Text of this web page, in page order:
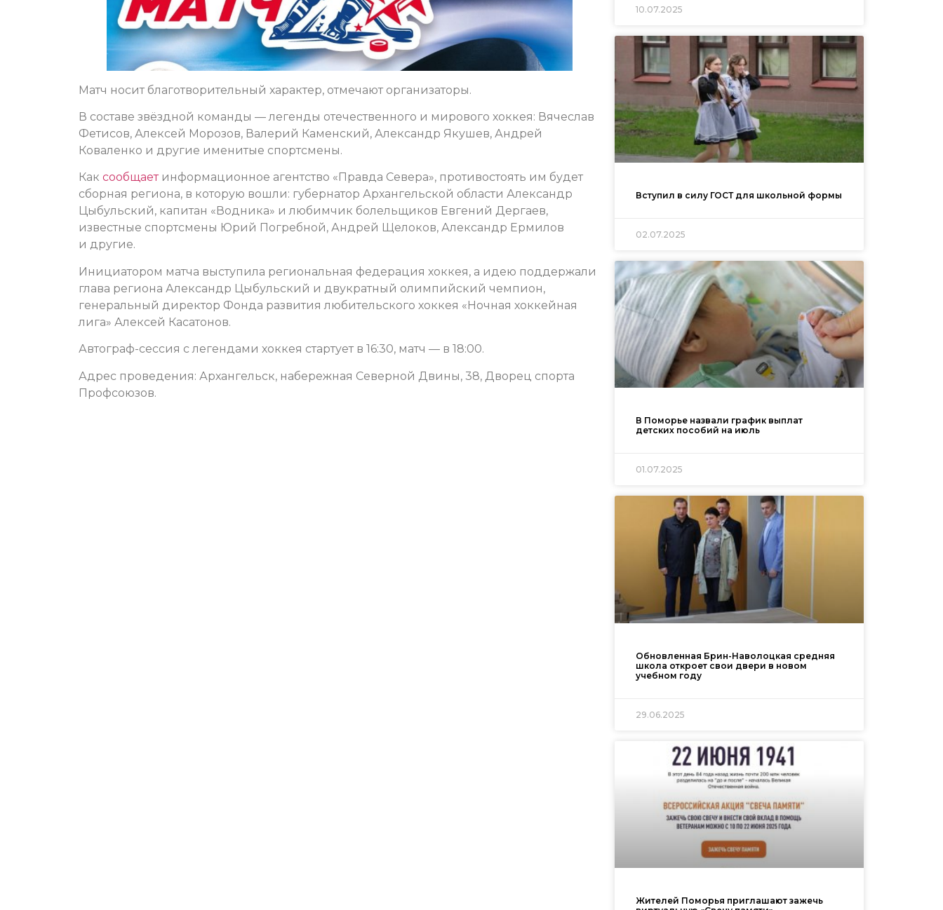
Матч носит благотворительный характер, отмечают организаторы.
В составе звёздной команды — легенды отечественного и мирового хоккея: Вячеслав
Фетисов, Алексей Морозов, Валерий Каменский, Александр Якушев, Андрей
Коваленко и другие именитые спортсмены.
Как сообщаетинформационное агентство «Правда Севера», противостоять им будет
сборная региона, в которую вошли: губернатор Архангельской области Александр
Цыбульский, капитан «Водника» и любимчик болельщиков Евгений Дергаев,
известные спортсмены Юрий Погребной, Андрей Щелоков, Александр Ермилов
и другие.
Инициатором матча выступила региональная федерация хоккея, а идею поддержали
глава региона Александр Цыбульский и двукратный олимпийский чемпион,
генеральный директор Фонда развития любительского хоккея «Ночная хоккейная
лига» Алексей Касатонов.
Автограф-сессия с легендами хоккея стартует в 16:30, матч — в 18:00.
Адрес проведения: Архангельск, набережная Северной Двины, 38, Дворец спорта
Профсоюзов.
10.07.2025
Вступил в силу ГОСТ для школьной формы
02.07.2025
В Поморье назвали график выплат
детских пособий на июль
01.07.2025
Обновленная Брин-Наволоцкая средняя
школа откроет свои двери в новом
учебном году
29.06.2025
Жителей Поморья приглашают зажечь